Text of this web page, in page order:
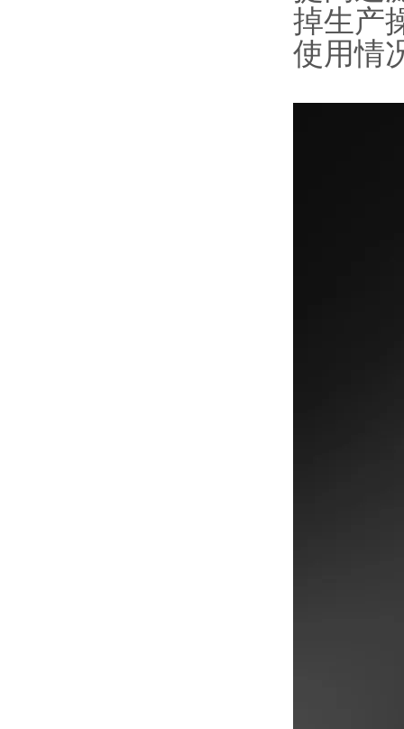
掉生产
使用情